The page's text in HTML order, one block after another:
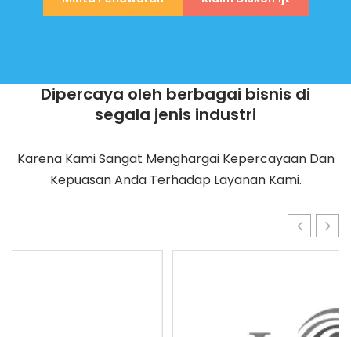
Dipercaya oleh berbagai bisnis di
segala jenis industri
Karena Kami Sangat Menghargai Kepercayaan Dan
Kepuasan Anda Terhadap Layanan Kami.